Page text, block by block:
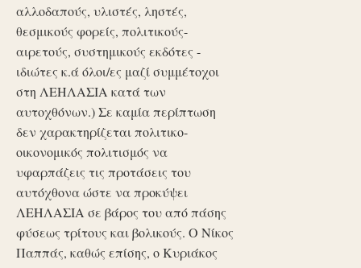
αλλοδαπούς, υλιστές, ληστές,
θεσμικούς φορείς, πολιτικούς-
αιρετούς, συστημικούς εκδότες -
ιδιώτες κ.ά όλοι/ες μαζί συμμέτοχοι
στη ΛΕΗΛΑΣΙΑ κατά των
αυτοχθόνων.) Σε καμία περίπτωση
δεν χαρακτηρίζεται πολιτικο-
οικονομικός πολιτισμός να
υφαρπάζεις τις προτάσεις του
αυτόχθονα ώστε να προκύψει
ΛΕΗΛΑΣΙΑ σε βάρος του από πάσης
φύσεως τρίτους και βολικούς. Ο Νίκος
Παππάς, καθώς επίσης, ο Κυριάκος